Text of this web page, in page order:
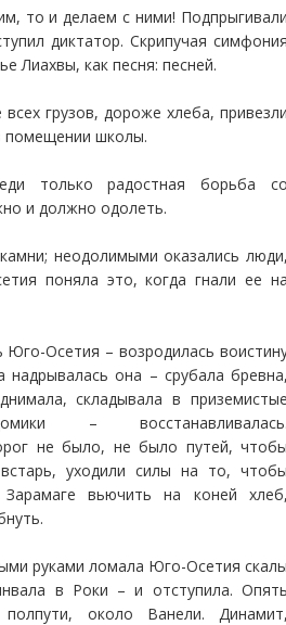
то и делаем с ними!
диктатор. Скрипучая
Лиахвы, как песня: песней.
грузов, дороже хлеба,
помещении школы.
только радостная борьба
и должно одолеть.
неодолимыми оказались
поняла это, когда гнали ее
Юго-Осетия – возродилась
надрывалась она – срубала
складывала в
–
не было, не было путей,
уходили силы на то,
вьючить на коней
руками ломала Юго-Осетия
в Роки – и отступила.
полпути, около Ванели.